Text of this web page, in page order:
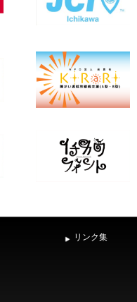
リンク集